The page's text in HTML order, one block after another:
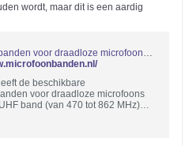
wordt, maar dit is een aardig
Frequentiebanden voor draadloze microfoons in de UHF omroepband
de beschikbare
voor draadloze microfoons
band (van 470 tot 862 MHz)